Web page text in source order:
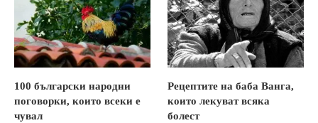
100 български народни
поговорки, които всеки е
чувал
Рецептите на баба Ванга,
които лекуват всяка
болест